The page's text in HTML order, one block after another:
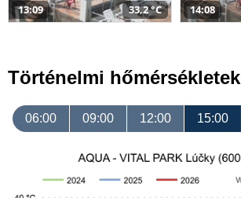
13:09 33,2 °C 14:08
Történelmi hőmérsékletek
06:00 09:00 12:00 15:00